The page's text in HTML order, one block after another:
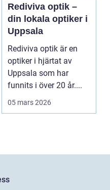
Rediviva optik –
din lokala optiker i
Uppsala
Rediviva optik är en
optiker i hjärtat av
Uppsala som har
funnits i över 20 år....
05 mars 2026